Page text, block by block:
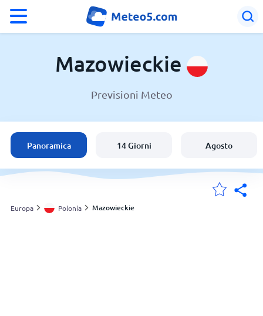
Meteo in Mazowieckie
Polonia
Italia
Svizzera
Mazowieckie
Previsioni Meteo
Panoramica 14 Giorni Agosto
Europa Polonia Mazowieckie